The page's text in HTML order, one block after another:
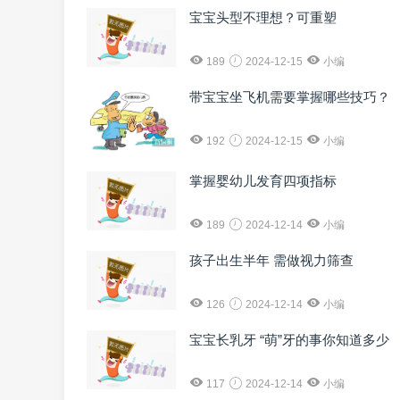
宝宝头型不理想？可重塑
189 2024-12-15 小编
带宝宝坐飞机需要掌握哪些技巧？
192 2024-12-15 小编
掌握婴幼儿发育四项指标
189 2024-12-14 小编
孩子出生半年 需做视力筛查
126 2024-12-14 小编
宝宝长乳牙 “萌”牙的事你知道多少
117 2024-12-14 小编